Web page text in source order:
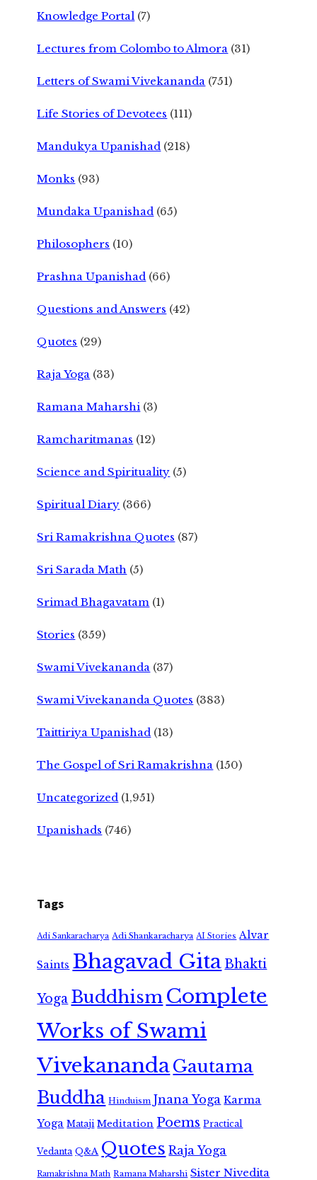
Knowledge Portal (7)
Lectures from Colombo to Almora (31)
Letters of Swami Vivekananda (751)
Life Stories of Devotees (111)
Mandukya Upanishad (218)
Monks (93)
Mundaka Upanishad (65)
Philosophers (10)
Prashna Upanishad (66)
Questions and Answers (42)
Quotes (29)
Raja Yoga (33)
Ramana Maharshi (3)
Ramcharitmanas (12)
Science and Spirituality (5)
Spiritual Diary (366)
Sri Ramakrishna Quotes (87)
Sri Sarada Math (5)
Srimad Bhagavatam (1)
Stories (359)
Swami Vivekananda (37)
Swami Vivekananda Quotes (383)
Taittiriya Upanishad (13)
The Gospel of Sri Ramakrishna (150)
Uncategorized (1,951)
Upanishads (746)
Tags
Adi Sankaracharya Adi Shankaracharya AI Stories Alvar
Saints Bhagavad GitaBhakti
Yoga Buddhism Complete
Works of Swami
VivekanandaGautama
Buddha Hinduism Jnana Yoga Karma
Yoga Mataji Meditation Poems Practical
Vedanta Q&A Quotes Raja Yoga
Ramakrishna Math Ramana Maharshi Sister Nivedita